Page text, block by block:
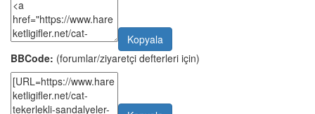
Kopyala
BBCode: (forumlar/ziyaretçi defterleri için)